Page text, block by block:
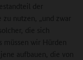
der
nutzen, „und zwar
die sich
müssen wir Hürden
aufbauen, die von